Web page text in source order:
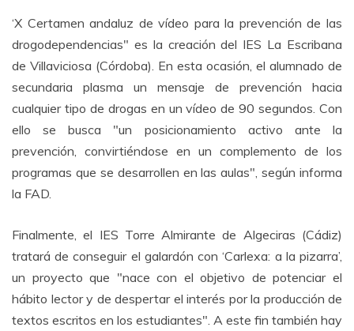
‘X Certamen andaluz de vídeo para la prevención de las
drogodependencias" es la creación del IES La Escribana
de Villaviciosa (Córdoba). En esta ocasión, el alumnado de
secundaria plasma un mensaje de prevención hacia
cualquier tipo de drogas en un vídeo de 90 segundos. Con
ello se busca "un posicionamiento activo ante la
prevención, convirtiéndose en un complemento de los
programas que se desarrollen en las aulas", según informa
la FAD.
Finalmente, el IES Torre Almirante de Algeciras (Cádiz)
tratará de conseguir el galardón con ‘Carlexa: a la pizarra’,
un proyecto que "nace con el objetivo de potenciar el
hábito lector y de despertar el interés por la producción de
textos escritos en los estudiantes". A este fin también hay